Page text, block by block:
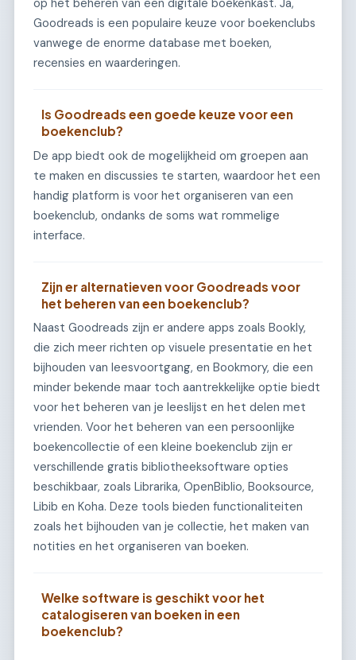
Goodreads is een populaire keuze voor boekenclubs
vanwege de enorme database met boeken,
recensies en waarderingen.
Is Goodreads een goede keuze voor een
boekenclub?
De app biedt ook de mogelijkheid om groepen aan
te maken en discussies te starten, waardoor het een
handig platform is voor het organiseren van een
boekenclub, ondanks de soms wat rommelige
interface.
Zijn er alternatieven voor Goodreads voor
het beheren van een boekenclub?
Naast Goodreads zijn er andere apps zoals Bookly,
die zich meer richten op visuele presentatie en het
bijhouden van leesvoortgang, en Bookmory, die een
minder bekende maar toch aantrekkelijke optie biedt
voor het beheren van je leeslijst en het delen met
vrienden. Voor het beheren van een persoonlijke
boekencollectie of een kleine boekenclub zijn er
verschillende gratis bibliotheeksoftware opties
beschikbaar, zoals Librarika, OpenBiblio, Booksource,
Libib en Koha. Deze tools bieden functionaliteiten
zoals het bijhouden van je collectie, het maken van
notities en het organiseren van boeken.
Welke software is geschikt voor het
catalogiseren van boeken in een
boekenclub?